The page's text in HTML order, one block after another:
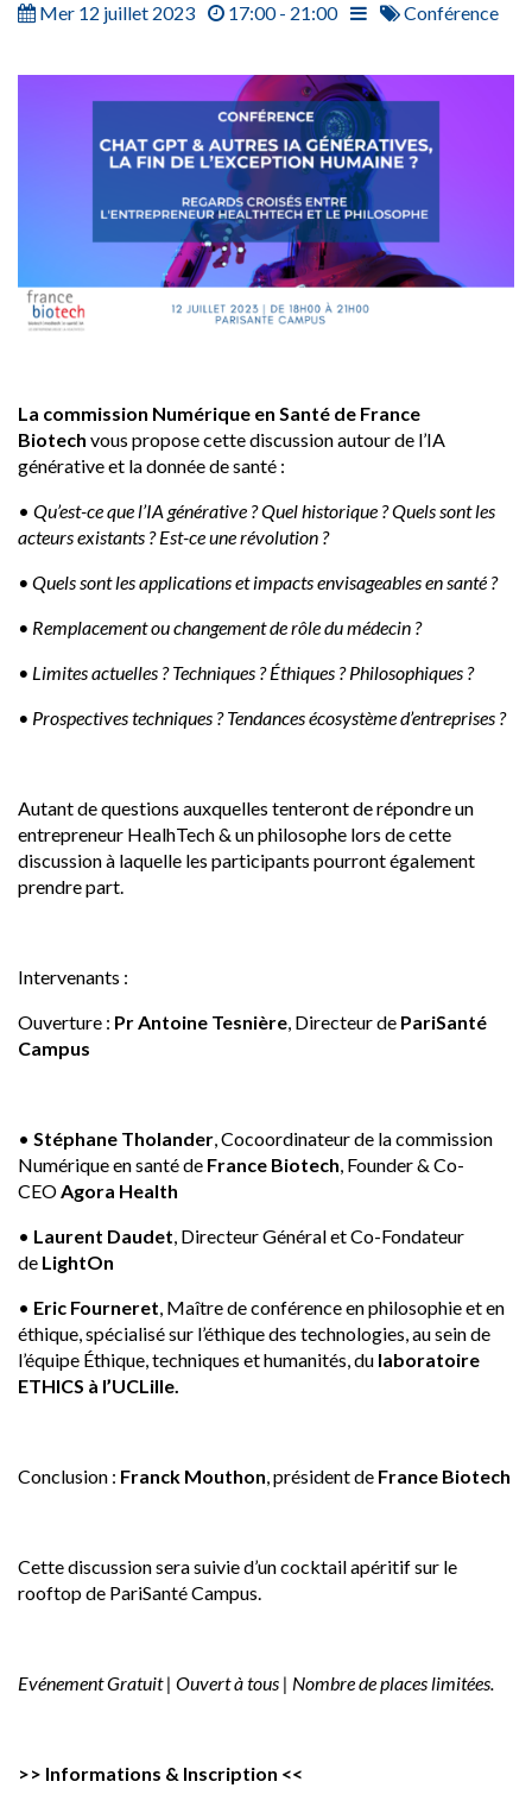
Mer 12 juillet 2023 17:00 - 21:00 Conférence
La commission Numérique en Santé de France
Biotech vous propose cette discussion autour de l’IA
générative et la donnée de santé :
• Qu’est-ce que l’IA générative ? Quel historique ? Quels sont les
acteurs existants ? Est-ce une révolution ?
• Quels sont les applications et impacts envisageables en santé ?
• Remplacement ou changement de rôle du médecin ?
• Limites actuelles ? Techniques ? Éthiques ? Philosophiques ?
• Prospectives techniques ? Tendances écosystème d’entreprises ?
Autant de questions auxquelles tenteront de répondre un
entrepreneur HealhTech & un philosophe lors de cette
discussion à laquelle les participants pourront également
prendre part.
Intervenants :
Ouverture : Pr Antoine Tesnière , Directeur de PariSanté
Campus
• Stéphane Tholander , Cocoordinateur de la commission
Numérique en santé de France Biotech , Founder & Co-
CEO Agora Health
• Laurent Daudet , Directeur Général et Co-Fondateur
de LightOn
• Eric Fourneret , Maître de conférence en philosophie et en
éthique, spécialisé sur l’éthique des technologies, au sein de
l’équipe Éthique, techniques et humanités, du laboratoire
ETHICS à l’UCLille.
Conclusion : Franck Mouthon , président de France Biotech
Cette discussion sera suivie d’un cocktail apéritif sur le
rooftop de PariSanté Campus.
Evénement Gratuit | Ouvert à tous | Nombre de places limitées.
>> Informations & Inscription <<